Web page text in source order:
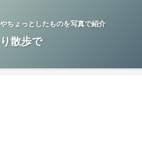
ちょっとしたものを写真で紹介
散歩で